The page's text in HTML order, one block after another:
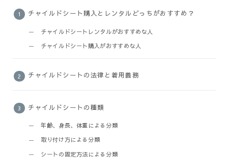
チャイルドシート購入とレンタルどっちがおすすめ？
チャイルドシートレンタルがおすすめな人
チャイルドシート購入がおすすめな人
チャイルドシートの法律と着用義務
チャイルドシートの種類
年齢、身長、体重による分類
取り付け方による分類
シートの固定方法による分類